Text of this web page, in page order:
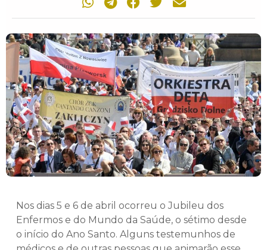
Nos dias 5 e 6 de abril ocorreu o Jubileu dos
Enfermos e do Mundo da Saúde, o sétimo desde
o início do Ano Santo. Alguns testemunhos de